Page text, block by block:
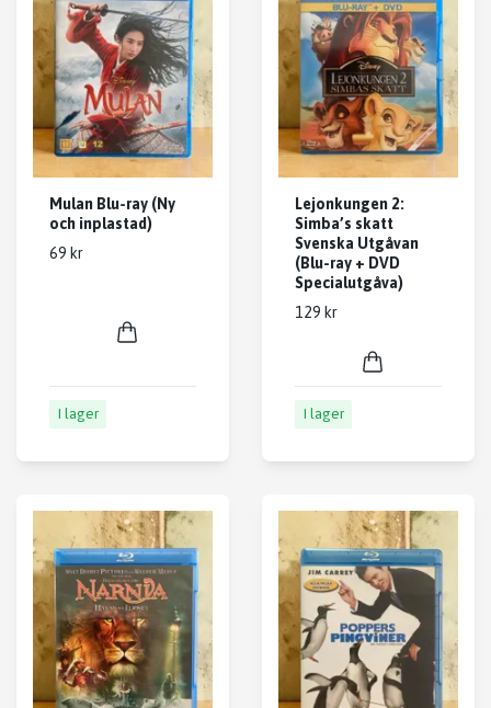
Mulan Blu-ray (Ny
och inplastad)
69 kr
I lager
Lejonkungen 2:
Simba’s skatt
Svenska Utgåvan
(Blu-ray + DVD
Specialutgåva)
129 kr
I lager